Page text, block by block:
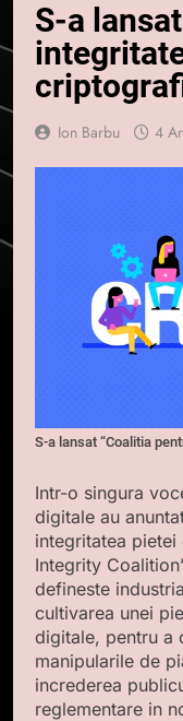
S-a
Ion Barbu 4
S-a lansat “Coalitia
Intr-o singura
digitale au
integritatea
Integrity
defineste
cultivarea unei
digitale, pentru a
manipularile de
increderea
reglementare in